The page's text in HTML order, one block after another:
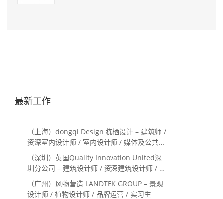
最新工作
（上海）dongqi Design 栋栖设计 – 建筑师 /
资深室内设计师 / 室内设计师 / 媒体及公共关
系主管 / 设计实习生（常年招聘）
（深圳）英国Quality Innovation United深
圳分公司 – 建筑设计师 / 资深建筑设计师 / 室
内设计师 / 设计实习生
（广州）风物营造 LANDTEK GROUP – 景观
设计师 / 植物设计师 / 品牌运营 / 实习生